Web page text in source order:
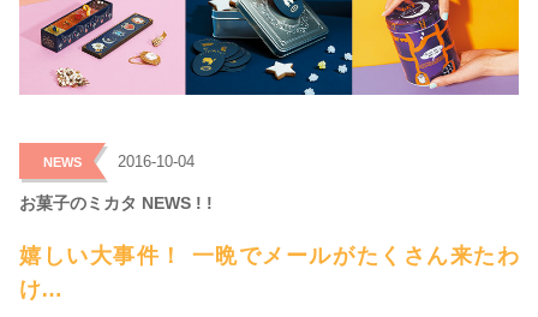
NEWS 2016-10-04
お菓子のミカタ NEWS ! !
嬉しい大事件！ 一晩でメールがたくさん来たわ
け…